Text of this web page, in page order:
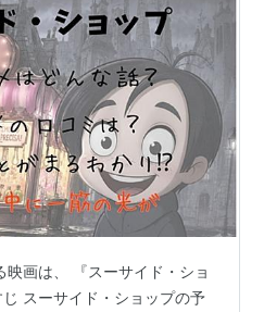
映画は、 『スーサイド・ショ
スーサイド・ショップの予